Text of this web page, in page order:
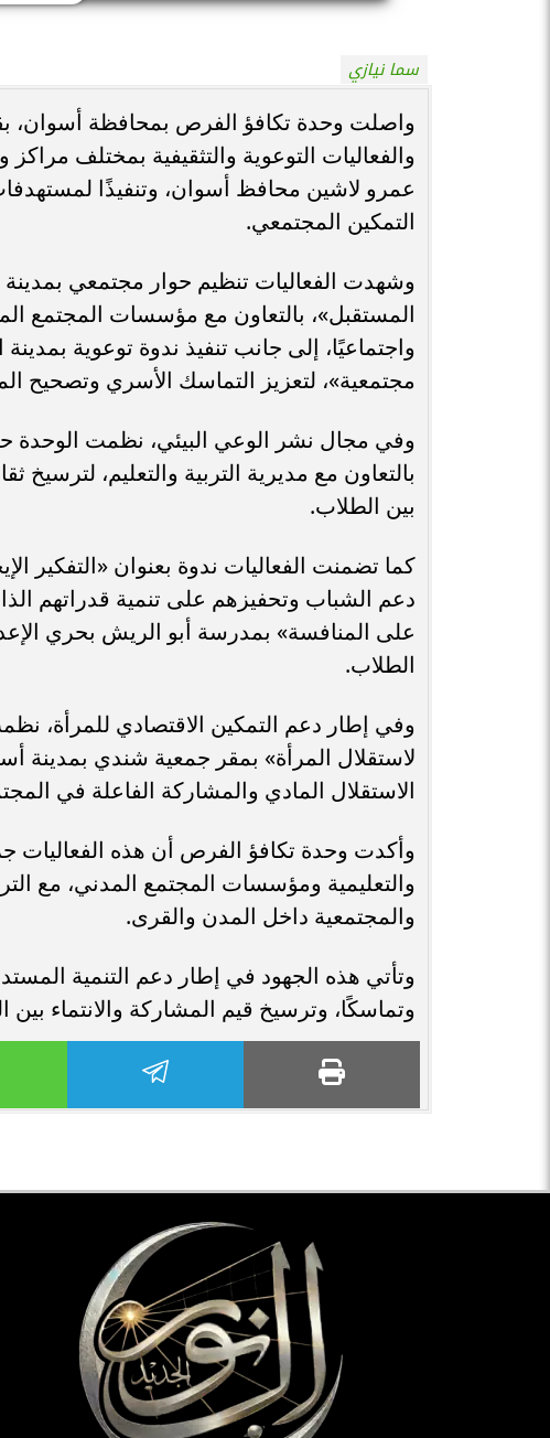
سما نيازي
واصلت وحدة تكافؤ الفرص بمحافظة أسوان،
والفعاليات التوعوية والتثقيفية بمختلف
التمكين المجتمعي.
وشهدت الفعاليات تنظيم حوار مجتمعي بمدينة
المستقبل»، بالتعاون مع مؤسسات المجتمع
واجتماعيًا، إلى جانب تنفيذ ندوة توعوية
مجتمعية»، لتعزيز التماسك الأسري وتصحيح
وفي مجال نشر الوعي البيئي، نظمت الوحدة
بالتعاون مع مديرية التربية والتعليم، لترسيخ
بين الطلاب.
كما تضمنت الفعاليات ندوة بعنوان «التفكير
دعم الشباب وتحفيزهم على تنمية قدراتهم
على المنافسة» بمدرسة أبو الريش بحري
الطلاب.
وفي إطار دعم التمكين الاقتصادي للمرأة،
لاستقلال المرأة» بمقر جمعية شندي بمدينة
الاستقلال المادي والمشاركة الفاعلة في
وأكدت وحدة تكافؤ الفرص أن هذه الفعاليات
والتعليمية ومؤسسات المجتمع المدني، مع
والمجتمعية داخل المدن والقرى.
وتأتي هذه الجهود في إطار دعم التنمية
وتماسكًا، وترسيخ قيم المشاركة والانتماء بين